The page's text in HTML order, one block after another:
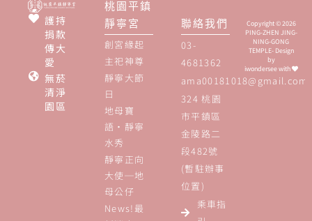
護持
捐款
傳大
愛
無菸
清淨
園區
桃園平鎮
靜寧宮
創宮緣起
主祀神尊
靜寧大節
日
地母寶
語‧靜寧
水秀
靜寧正向
大使─地
母公仔
News!最
聯絡我們
03-
4681362
ama00181018@gmail.com
324 桃園
市平鎮區
金陵路二
段482號
(暫駐辦事
位置)
乘車指
Copyright © 2026
PING-ZHEN JING-
NING-GONG
TEMPLE- Design
by
iwonderseewith